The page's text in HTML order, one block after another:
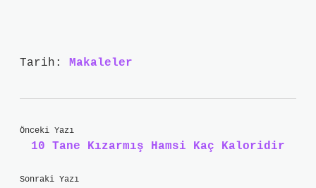
Tarih: Makaleler
Önceki Yazı
10 Tane Kızarmış Hamsi Kaç Kaloridir
Sonraki Yazı